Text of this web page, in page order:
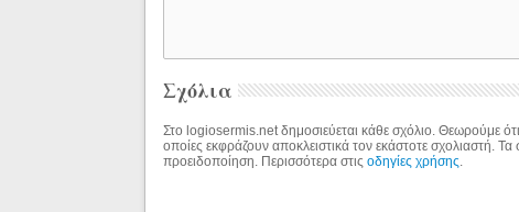
Σχόλια
Στο logiosermis.net δημοσιεύεται κάθε σχόλιο. Θεωρούμε
οποίες εκφράζουν αποκλειστικά τον εκάστοτε σχολιαστή.
προειδοποίηση. Περισσότερα στιςοδηγίες χρήσης